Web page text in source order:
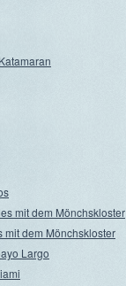
mit dem Mönchskloster
mit dem Mönchskloster
Largo